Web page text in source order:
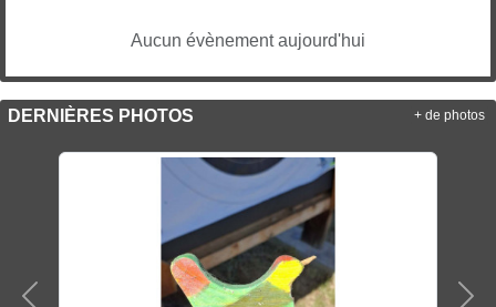
Aucun évènement aujourd'hui
DERNIÈRES PHOTOS + de photos